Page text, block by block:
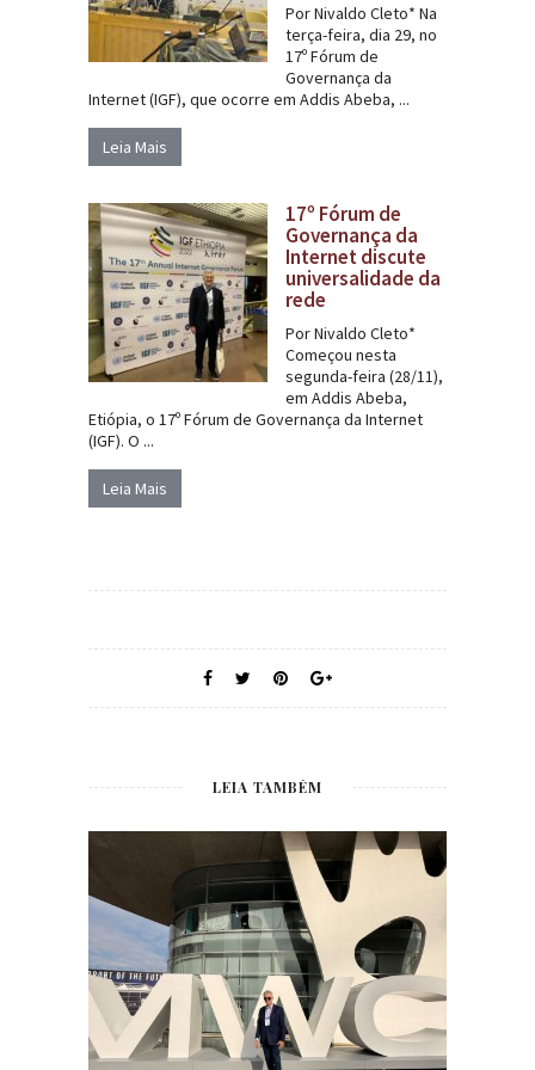
Por Nivaldo Cleto* Na
terça-feira, dia 29, no
17º Fórum de
Governança da
Internet (IGF), que ocorre em Addis Abeba, ...
Leia Mais
17º Fórum de
Governança da
Internet discute
universalidade da
rede
Por Nivaldo Cleto*
Começou nesta
segunda-feira (28/11),
em Addis Abeba,
Etiópia, o 17º Fórum de Governança da Internet
(IGF). O ...
Leia Mais
LEIA TAMBÉM